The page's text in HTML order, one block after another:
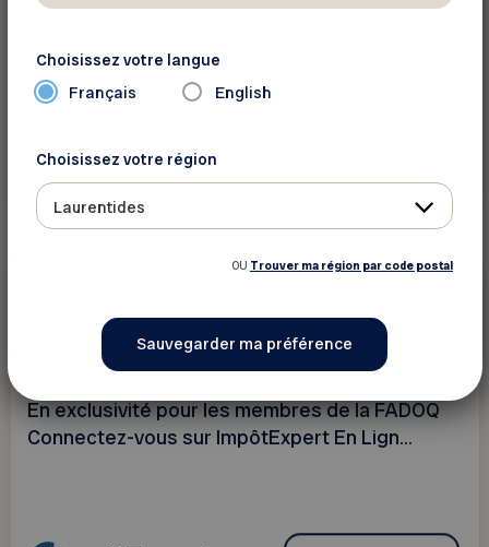
Voir ce rabais
ImpôtExpert
En exclusivité pour les membres de la FADOQ
Connectez-vous sur ImpôtExpert En Lign...
Choisissez votre langue
Français English
Choisissez votre région
Laurentides
OU Trouver ma région par code postal